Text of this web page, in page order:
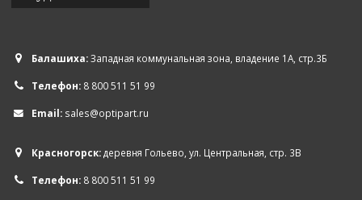
Балашиха:Западная коммунальная зона, владение 1А, стр.3Б
Телефон: 8 800 511 51 99
Email: sales@optipart.ru
Красногорск:деревня Гольево, ул. Центральная, стр. 3В
Телефон: 8 800 511 51 99